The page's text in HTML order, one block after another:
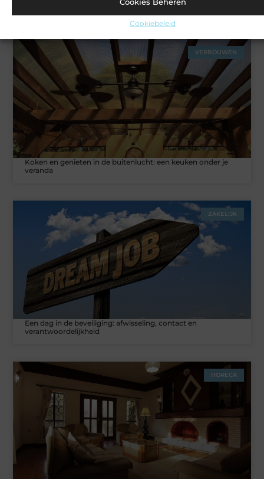
Cookies Beheren
Cookiebeleid
VERBOUWEN
Koken en genieten in de buitenlucht: een keuken onder je
veranda
ZAKELIJK
Een dag in de beveiliging: afwisseling, contact en
verantwoordelijkheid
HORECA